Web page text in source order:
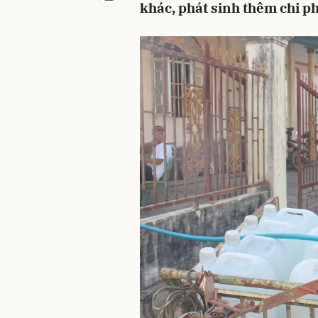
khác, phát sinh thêm chi